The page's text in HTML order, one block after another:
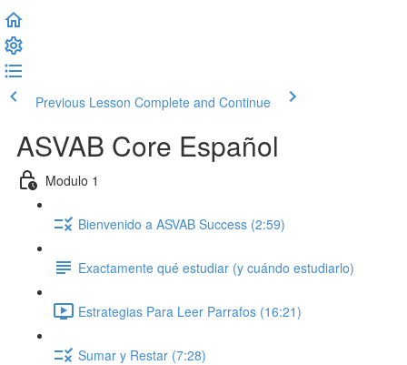
Previous Lesson Complete and Continue
ASVAB Core Español
Modulo 1
Bienvenido a ASVAB Success (2:59)
Exactamente qué estudiar (y cuándo estudiarlo)
Estrategias Para Leer Parrafos (16:21)
Sumar y Restar (7:28)